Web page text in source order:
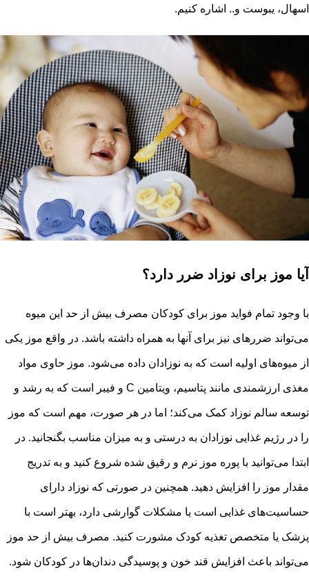
اسهال، یبوست و.. اشاره کنیم.
آیا موز برای نوزاد ضرر دارد؟
با وجود تمام فواید موز برای کودکان مصرف بیش از حد این میوه
می‌تواند ضررهای نیز برای آنها به همراه داشته باشد. در واقع موز یکی
از میوه‌های اولیه است که به نوزادان داده می‌شود. موز حاوی مواد
مغذی ارزشمندی مانند پتاسیم، ویتامین C و فیبر است که به رشد و
توسعه سالم نوزاد کمک می‌کند؛ اما در هر صورت، مهم است که موز
را در رژیم غذایی نوزادان به درستی و به میزان مناسب بگنجانید. در
ابتدا می‌توانید با پوره موز نرم و رقیق شده شروع کنید و به تدریج
مقدار موز را افزایش دهید. همچنین در صورتی که نوزاد دارای
حساسیت‌های غذایی است یا مشکلات گوارشی دارد، بهتر است با
پزشک یا متخصص تغذیه کودک مشورت کنید. مصرف بیش از حد موز
می‌تواند باعث افزایش قند خون و پوسیدگی دندان‌ها در کودکان شود.